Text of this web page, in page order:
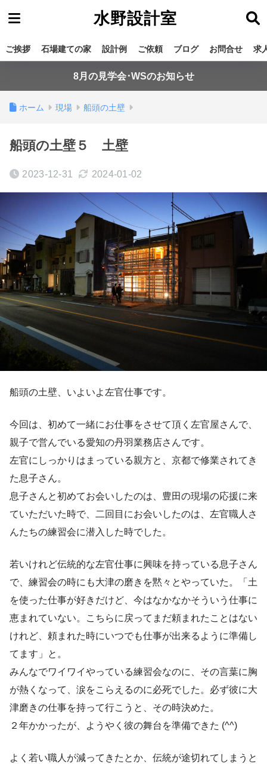
水野設計室
ご挨拶 石場建ての家 設計例 ご依頼 ブログ お問合せ 求
8月の見学会･WSのお知らせ
ホーム 現場 船頭の土壁
船頭の土壁５ 土壁
2023-12-31 2024-01-02
船頭の土壁、いよいよ左官仕事です。
今回は、初めて一緒にお仕事をさせて頂く左官屋さんで、
親子で営んでいる愛知の丹羽業務店さんです。
左官にしっかりはまっている親方と、京都で修業されてき
た息子さん。
息子さんと初めてお会いしたのは、豊田の現場の応援に来
ていただいた時で、二回目にお会いしたのは、左官職人さ
んたちの練習会に潜入した時でした。
若いけれど伝統的な左官仕事に興味を持っている息子さん
で、練習会の時にも大津の磨きを黙々とやっていた。「土
を使った仕事が好きだけど、今はなかなかそういう仕事に
恵まれていない。こちらに戻ってまだ頼まれたことはない
けれど、頼まれた時にいつでも仕事が出来るように準備し
てます」と。
みんなでワイワイやっている練習会なのに、その言葉に胸
が熱くなって、涙をこらえるのに必死でした。必ず彼に大
津磨きの仕事を持って行こうと、その時決めた。
２年かかったが、ようやく彼の舞台を準備できた (^^)
よく若い職人が減ってきたとか、伝統が途切れてしまうと